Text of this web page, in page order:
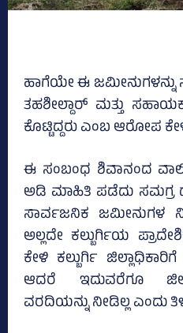
ಹಾಗೆಯೇ ಈ ಜಮೀನುಗಳನ್ನು
ತಹಶೀಲ್ದಾರ್ ಮತ್ತು
ಕೊಟ್ಟಿದ್ದರು ಎಂಬ ಆರೋಪ
ಈ ಸಂಬಂಧ ಶಿವಾನಂದ
ಅಡಿ ಮಾಹಿತಿ ಪಡೆದು ಸಮಗ್ರ
ಸಾರ್ವಜನಿಕ ಜಮೀನುಗಳ
ಅಲ್ಲದೇ ಕಲ್ಬುರ್ಗಿಯ
ಕೇಳಿ ಕಲ್ಬುರ್ಗಿ
ಆದರೆ ಇದುವರೆಗೂ
ವರದಿಯನ್ನು ನೀಡಿಲ್ಲ ಎಂದು